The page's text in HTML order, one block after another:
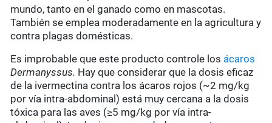
mundo, tanto en el ganado como en mascotas.
También se emplea moderadamente en la agricultura y
contra plagas domésticas.
Es improbable que este producto controle los ácaros
Dermanyssus. Hay que considerar que la dosis eficaz
de la ivermectina contra los ácaros rojos (~2 mg/kg
por vía intra-abdominal) está muy cercana a la dosis
tóxica para las aves (≥5 mg/kg por vía intra-